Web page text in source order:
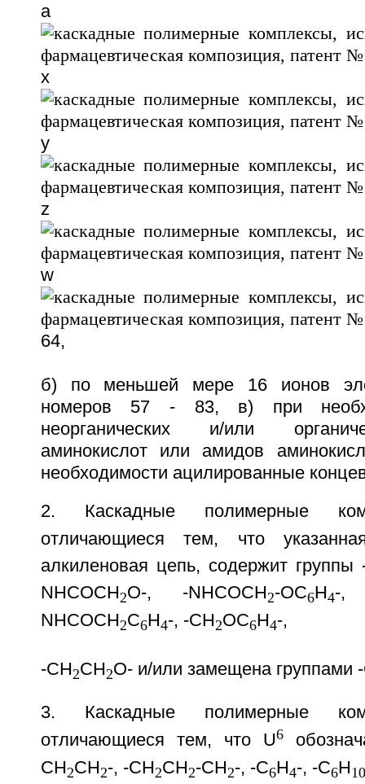
a
x
y
z
w
64,
б) по меньшей мере 16 ионов
номеров 57 - 83, в) при
неорганических и/или
аминокислот или амидов
необходимости ацилированные
2. Каскадные полимерные
отличающиеся тем, что
алкиленовая цепь, содержит группы
NHCOCH2O-, -NHCOCH2-OC6H4-,
NHCOCH2C6H4-, -CH2OC6H4-,
-CH2CH2O- и/или замещена группами
3. Каскадные полимерные
отличающиеся тем, что U6
CH2CH2-, -CH2CH2-CH2-, -C6H4-, -C6H10